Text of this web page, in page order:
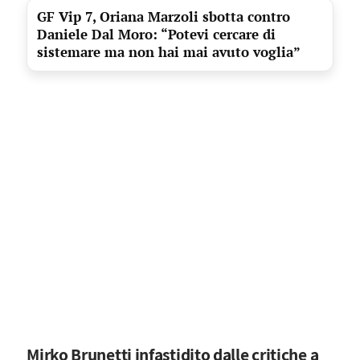
GF Vip 7, Oriana Marzoli sbotta contro
Daniele Dal Moro: “Potevi cercare di
sistemare ma non hai mai avuto voglia”
Mirko Brunetti infastidito dalle critiche a